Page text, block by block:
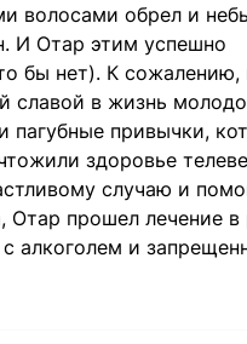
волосами обрел и
И Отар этим успешно
бы нет). К сожалению,
славой в жизнь
пагубные привычки,
здоровье
случаю и
Отар прошел лечение в
с алкоголем и